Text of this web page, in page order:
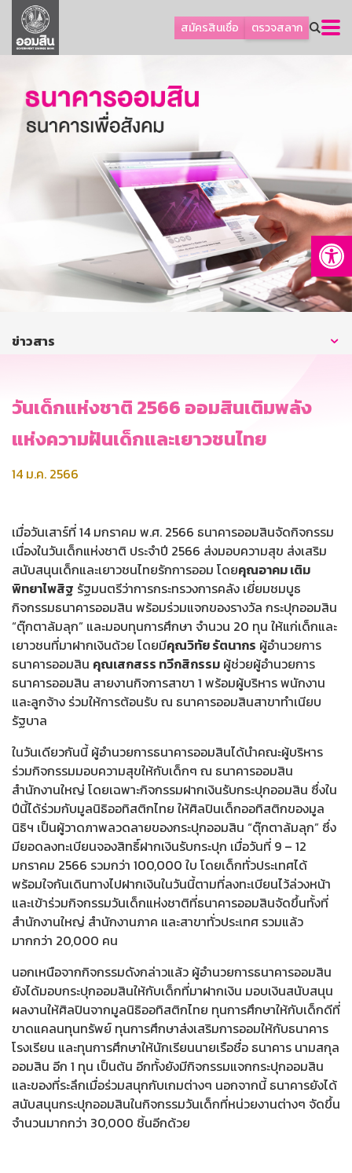
สมัครสินเชื่อ ตรวจสลาก
ลูกค้าธุรกิจ
ลูกค้าผู้ประกอบรายย่อย
ออมเพื่อสุข
เกี่ยวกับธนาคาร
การพัฒนาที่ยั่งยืน
บริการทางการเงิน
ติดต่อเรา
บริการออนไลน์
ข่าวสาร
วันเด็กแห่งชาติ 2566 ออมสินเติมพลัง
แห่งความฝันเด็กและเยาวชนไทย
14 ม.ค. 2566
เมื่อวันเสาร์ที่ 14 มกราคม พ.ศ. 2566 ธนาคารออมสินจัดกิจกรรม
เนื่องในวันเด็กแห่งชาติ ประจำปี 2566 ส่งมอบความสุข ส่งเสริม
สนับสนุนเด็กและเยาวชนไทยรักการออม โดยคุณอาคม เติม
พิทยาไพสิฐ รัฐมนตรีว่าการกระทรวงการคลัง เยี่ยมชมบูธ
กิจกรรมธนาคารออมสิน พร้อมร่วมแจกของรางวัล กระปุกออมสิน
“ตุ๊กตาล้มลุก” และมอบทุนการศึกษา จำนวน 20 ทุน ให้แก่เด็กและ
เยาวชนที่มาฝากเงินด้วย โดยมีคุณวิทัย รัตนากร ผู้อำนวยการ
ธนาคารออมสิน คุณเสกสรร ทวีกสิกรรม ผู้ช่วยผู้อำนวยการ
ธนาคารออมสิน สายงานกิจการสาขา 1 พร้อมผู้บริหาร พนักงาน
และลูกจ้าง ร่วมให้การต้อนรับ ณ ธนาคารออมสินสาขาทำเนียบ
รัฐบาล
ในวันเดียวกันนี้ ผู้อำนวยการธนาคารออมสินได้นำคณะผู้บริหาร
ร่วมกิจกรรมมอบความสุขให้กับเด็กๆ ณ ธนาคารออมสิน
สำนักงานใหญ่ โดยเฉพาะกิจกรรมฝากเงินรับกระปุกออมสิน ซึ่งใน
ปีนี้ได้ร่วมกับมูลนิธิออทิสติกไทย ให้ศิลปินเด็กออทิสติกของมูล
นิธิฯ เป็นผู้วาดภาพลวดลายของกระปุกออมสิน “ตุ๊กตาล้มลุก” ซึ่ง
มียอดลงทะเบียนจองสิทธิ์ฝากเงินรับกระปุก เมื่อวันที่ 9 – 12
มกราคม 2566 รวมกว่า 100,000 ใบ โดยเด็กทั่วประเทศได้
พร้อมใจกันเดินทางไปฝากเงินในวันนี้ตามที่ลงทะเบียนไว้ล่วงหน้า
และเข้าร่วมกิจกรรมวันเด็กแห่งชาติที่ธนาคารออมสินจัดขึ้นทั้งที่
สำนักงานใหญ่ สำนักงานภาค และสาขาทั่วประเทศ รวมแล้ว
มากกว่า 20,000 คน
นอกเหนือจากกิจกรรมดังกล่าวแล้ว ผู้อำนวยการธนาคารออมสิน
ยังได้มอบกระปุกออมสินให้กับเด็กที่มาฝากเงิน มอบเงินสนับสนุน
ผลงานให้ศิลปินจากมูลนิธิออทิสติกไทย ทุนการศึกษาให้กับเด็กดีที่
ขาดแคลนทุนทรัพย์ ทุนการศึกษาส่งเสริมการออมให้กับธนาคาร
โรงเรียน และทุนการศึกษาให้นักเรียนนายเรือชื่อ ธนาคาร นามสกุล
ออมสิน อีก 1 ทุน เป็นต้น อีกทั้งยังมีกิจกรรมแจกกระปุกออมสิน
และของที่ระลึกเมื่อร่วมสนุกกับเกมต่างๆ นอกจากนี้ ธนาคารยังได้
สนับสนุนกระปุกออมสินในกิจกรรมวันเด็กที่หน่วยงานต่างๆ จัดขึ้น
จำนวนมากกว่า 30,000 ชิ้นอีกด้วย